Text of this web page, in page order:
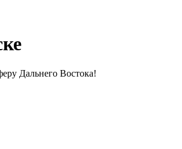
Дальнего Востока!